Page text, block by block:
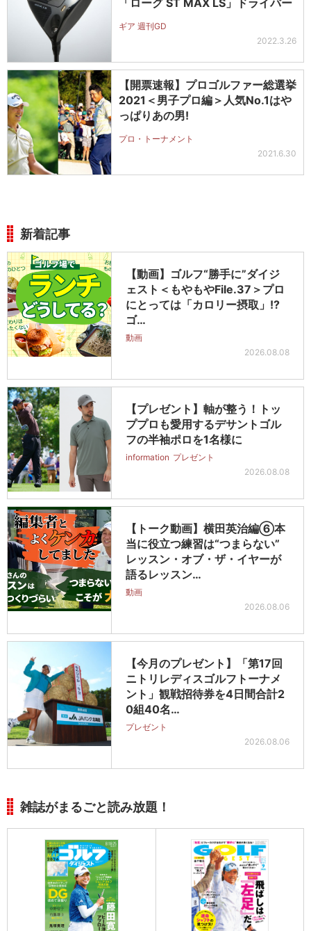
「ローグ ST MAX LS」ドライバー
ギア 週刊GD
2022.3.26
【開票速報】プロゴルファー総選挙
2021＜男子プロ編＞人気No.1はや
っぱりあの男!
プロ・トーナメント
2021.6.30
新着記事
【動画】ゴルフ“勝手に”ダイジ
ェスト＜もやもやFile.37＞プロ
にとっては「カロリー摂取」!?
ゴ…
動画
2026.08.08
【プレゼント】軸が整う！トッ
ププロも愛用するデサントゴル
フの半袖ポロを1名様に
information プレゼント
2026.08.08
【トーク動画】横田英治編⑥本
当に役立つ練習は“つまらない”
レッスン・オブ・ザ・イヤーが
語るレッスン…
動画
2026.08.06
【今月のプレゼント】「第17回
ニトリレディスゴルフトーナメ
ント」観戦招待券を4日間合計2
0組40名…
プレゼント
2026.08.06
雑誌がまるごと読み放題！